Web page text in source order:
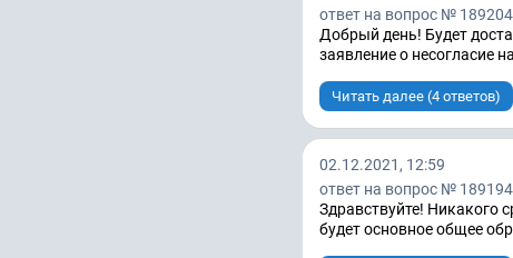
ответ на вопрос №
Добрый день! Будет
заявление о несогласие
Читать далее (4 ответов)
02.12.2021, 12:59
ответ на вопрос №
Здравствуйте! Никакого
будет основное общее